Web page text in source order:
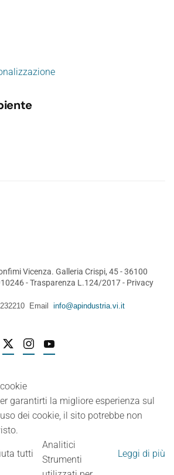
Vicenza. Galleria Crispi, 45 - 36100
-Trasparenza L.124/2017- Privacy
Email info@apindustria.vi.it
garantirti la migliore esperienza sul
dei cookie, il sito potrebbe non
tutti Leggi di più
Analitici
Strumenti